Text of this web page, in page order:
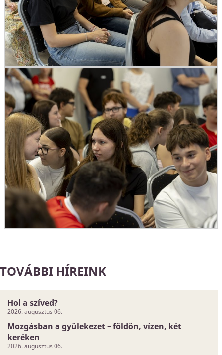
TOVÁBBI HÍREINK
Hol a szíved?
2026. augusztus 06.
Mozgásban a gyülekezet – földön, vízen, két
keréken
2026. augusztus 06.